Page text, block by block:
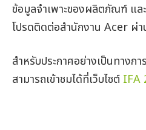
ข้อมูลจำเพาะของผลิตภัณฑ์ แล
โปรดติดต่อสำนักงาน Acer ผ่า
สำหรับประกาศอย่างเป็นทาง
สามารถเข้าชมได้ที่เว็บไซต์ IFA